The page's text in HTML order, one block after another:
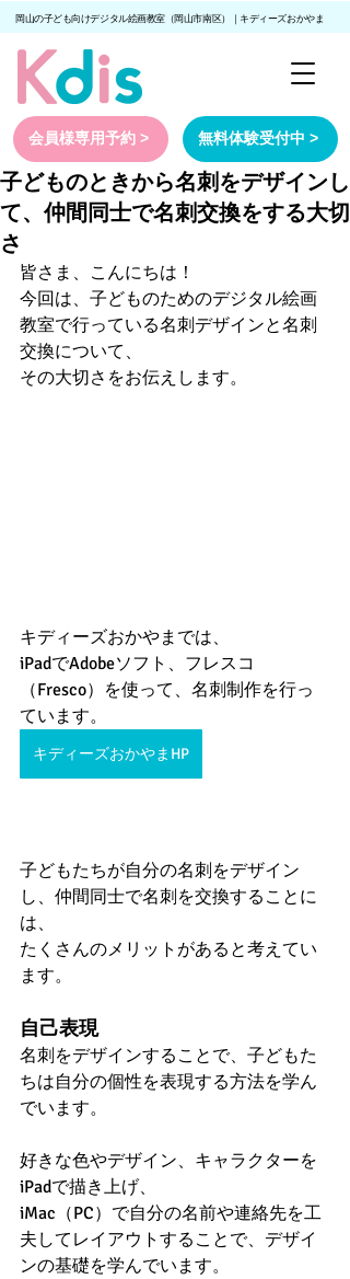
岡山の子ども向けデジタル絵画教室（岡山市南区）｜キディーズおかやま
会員様専用予約 > 無料体験受付中 >
子どものときから名刺をデザインし
て、仲間同士で名刺交換をする大切
さ
皆さま、こんにちは！
今回は、子どものためのデジタル絵画
教室で行っている名刺デザインと名刺
交換について、
その大切さをお伝えします。
キディーズおかやまでは、
iPadでAdobeソフト、フレスコ
（Fresco）を使って、名刺制作を行っ
ています。
キディーズおかやまHP
子どもたちが自分の名刺をデザイン
し、仲間同士で名刺を交換することに
は、
たくさんのメリットがあると考えてい
ます。
自己表現
名刺をデザインすることで、子どもた
ちは自分の個性を表現する方法を学ん
でいます。
好きな色やデザイン、キャラクターを
iPadで描き上げ、
iMac（PC）で自分の名前や連絡先を工
夫してレイアウトすることで、デザイ
ンの基礎を学んでいます。